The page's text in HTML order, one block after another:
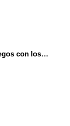
Programa con Scratch juegos con los partidos del mundial 2026 ganados por España